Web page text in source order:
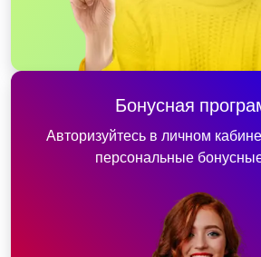
Бонусная
Авторизуйтесь в личном
персональные